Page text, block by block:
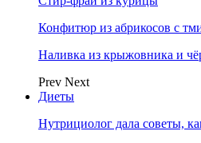
Конфитюр из абрикосов с
Наливка из крыжовника и
Prev Next
Диеты
Нутрициолог дала советы,